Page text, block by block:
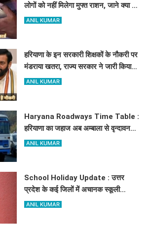
लोगों को नहीं मिलेगा मुफ्त राशन, जाने क्या है
कारण
ANIL KUMAR
हरियाणा के इन सरकारी शिक्षकों के नौकरी पर
मंडराया खतरा, राज्य सरकार ने जारी किया
बड़ा अलर्ट
ANIL KUMAR
Haryana Roadways Time Table :
हरियाणा का जहाज अब अम्बाला से वृन्दावन
दौड़ेगा, मथुरा वालों को भी मिलेगा लाभ, देखें
ANIL KUMAR
School Holiday Update : उत्तर
प्रदेश के कई जिलों में अचानक स्कूली
छुट्टियों का एलान, यहाँ देखें जिलेवाइज
ANIL KUMAR